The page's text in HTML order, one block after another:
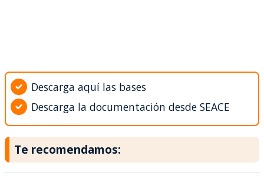
Descarga aquí las bases
Descarga la documentación desde SEACE
Te recomendamos: